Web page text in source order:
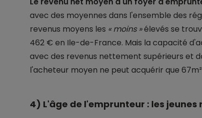
avec des moyennes dans l'ensemble des
revenus moyens les « moins »élevés se
462 € en Ile-de-France. Mais la capacité
avec des revenus nettement supérieurs et
l'acheteur moyen ne peut acquérir que
4) L'âge de l'emprunteur : les